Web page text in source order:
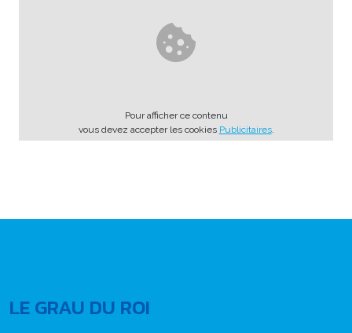
Pour afficher ce contenu
vous devez accepter les cookies Publicitaires.
LE GRAU DU ROI